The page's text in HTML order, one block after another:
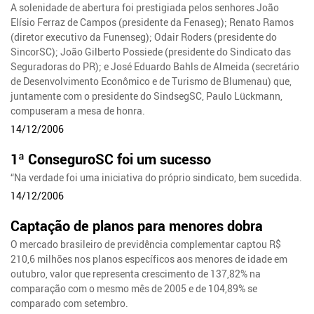
A solenidade de abertura foi prestigiada pelos senhores João
Elísio Ferraz de Campos (presidente da Fenaseg); Renato Ramos
(diretor executivo da Funenseg); Odair Roders (presidente do
SincorSC); João Gilberto Possiede (presidente do Sindicato das
Seguradoras do PR); e José Eduardo Bahls de Almeida (secretário
de Desenvolvimento Econômico e de Turismo de Blumenau) que,
juntamente com o presidente do SindsegSC, Paulo Lückmann,
compuseram a mesa de honra.
14/12/2006
1ª ConseguroSC foi um sucesso
“Na verdade foi uma iniciativa do próprio sindicato, bem sucedida.
14/12/2006
Captação de planos para menores dobra
O mercado brasileiro de previdência complementar captou R$
210,6 milhões nos planos específicos aos menores de idade em
outubro, valor que representa crescimento de 137,82% na
comparação com o mesmo mês de 2005 e de 104,89% se
comparado com setembro.